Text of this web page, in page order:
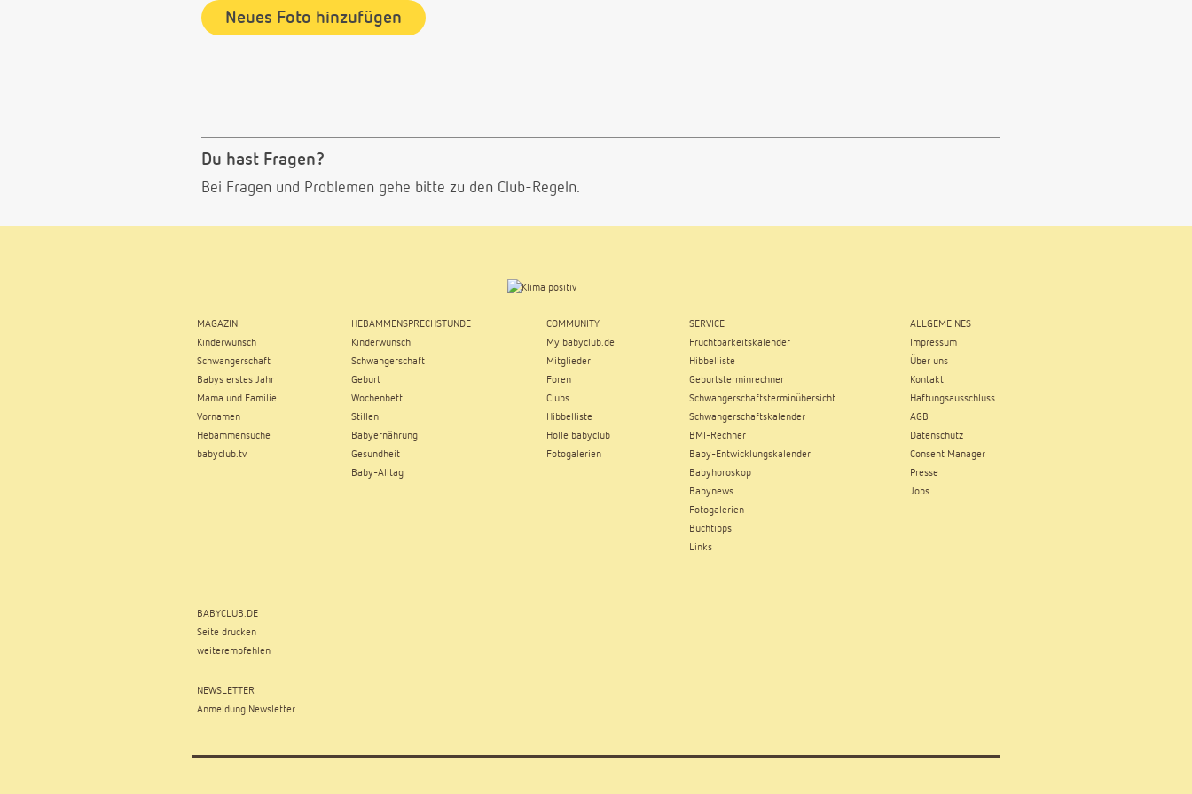
Neues Foto hinzufügen
Du hast Fragen?
Bei Fragen und Problemen gehe bitte zu den Club-Regeln.
MAGAZIN
Kinderwunsch
Schwangerschaft
Babys erstes Jahr
Mama und Familie
Vornamen
Hebammensuche
babyclub.tv
HEBAMMENSPRECHSTUNDE
Kinderwunsch
Schwangerschaft
Geburt
Wochenbett
Stillen
Babyernährung
Gesundheit
Baby-Alltag
COMMUNITY
My babyclub.de
Mitglieder
Foren
Clubs
Hibbelliste
Holle babyclub
Fotogalerien
SERVICE
Fruchtbarkeitskalender
Hibbelliste
Geburtsterminrechner
Schwangerschaftsterminübersicht
Schwangerschaftskalender
BMI-Rechner
Baby-Entwicklungskalender
Babyhoroskop
Babynews
Fotogalerien
Buchtipps
Links
ALLGEMEINES
Impressum
Über uns
Kontakt
Haftungsausschluss
AGB
Datenschutz
Consent Manager
Presse
Jobs
BABYCLUB.DE
Seite drucken
weiterempfehlen
NEWSLETTER
Anmeldung Newsletter